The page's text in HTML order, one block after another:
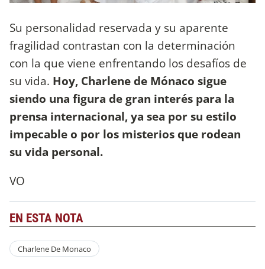
Su personalidad reservada y su aparente
fragilidad contrastan con la determinación
con la que viene enfrentando los desafíos de
su vida. Hoy, Charlene de Mónaco sigue
siendo una figura de gran interés para la
prensa internacional, ya sea por su estilo
impecable o por los misterios que rodean
su vida personal.
VO
EN ESTA NOTA
Charlene De Monaco